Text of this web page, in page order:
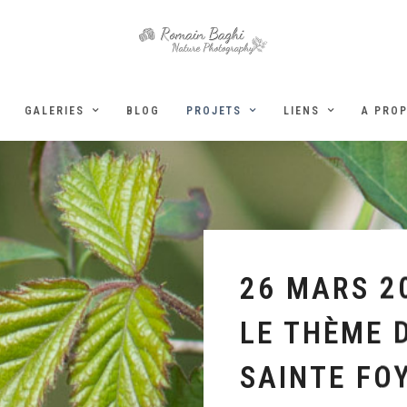
GALERIES BLOG PROJETS LIENS A
26 MARS
LE THÈME
SAINTE